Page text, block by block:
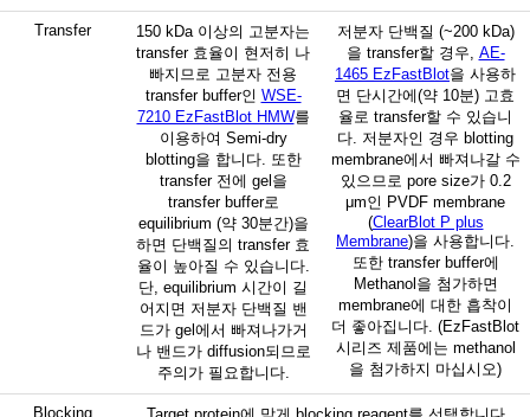
Transfer
150 kDa 이상의 고분자는
transfer 효율이 현저히 나
빠지므로 고분자 전용
transfer buffer인 WSE-
7210 EzFastBlot HMW를
이용하여 Semi-dry
blotting을 합니다. 또한
transfer 전에 gel을
transfer buffer로
equilibrium (약 30분간)을
하면 단백질의 transfer 효
율이 높아질 수 있습니다.
단, equilibrium 시간이 길
어지면 저분자 단백질 밴
드가 gel에서 빠져나가거
나 밴드가 diffusion되므로
주의가 필요합니다.
저분자 단백질 (~200 kDa)
을 transfer할 경우, AE-
1465 EzFastBlot을 사용하
면 단시간에(약 10분) 고효
율로 transfer할 수 있습니
다. 저분자인 경우 blotting
membrane에서 빠져나갈 수
있으므로 pore size가 0.2
μm인 PVDF membrane
(ClearBlot P plus
Membrane)을 사용합니다.
또한 transfer buffer에
Methanol을 첨가하면
membrane에 대한 흡착이
더 좋아집니다. (EzFastBlot
시리즈 제품에는 methanol
을 첨가하지 마십시오)
Blocking